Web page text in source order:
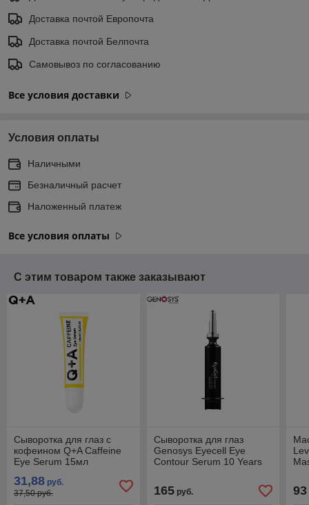
Доставка почтой Европочта
Доставка почтой Белпочта
Самовывоз по согласованию
Все условия доставки
Условия оплаты
Наличными
Безналичный расчет
Наложенный платеж
Все условия оплаты
С этим товаром также заказывают
Сыворотка для глаз с
кофеином Q+A Caffeine
Eye Serum 15мл
31,88 руб.
37,50 руб.
Сыворотка для глаз
Genosys Eyecell Eye
Contour Serum 10 Years
165руб. 93